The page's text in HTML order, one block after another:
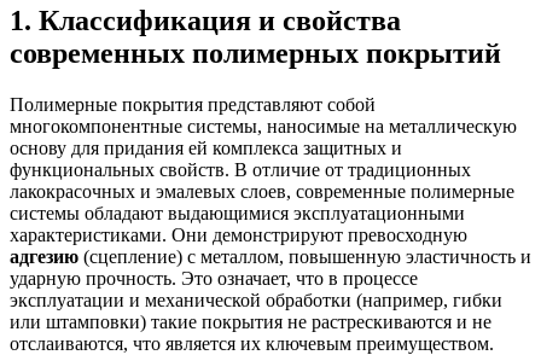
1. Классификация и свойства
современных полимерных покрытий
Полимерные покрытия представляют собой
многокомпонентные системы, наносимые на металлическую
основу для придания ей комплекса защитных и
функциональных свойств. В отличие от традиционных
лакокрасочных и эмалевых слоев, современные полимерные
системы обладают выдающимися эксплуатационными
характеристиками. Они демонстрируют превосходную
адгезию (сцепление) с металлом, повышенную эластичность и
ударную прочность. Это означает, что в процессе
эксплуатации и механической обработки (например, гибки
или штамповки) такие покрытия не растрескиваются и не
отслаиваются, что является их ключевым преимуществом.